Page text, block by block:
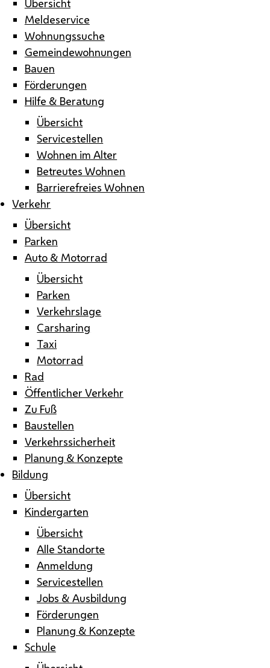
Meldeservice
Wohnungssuche
Gemeindewohnungen
Bauen
Förderungen
Hilfe & Beratung
Übersicht
Servicestellen
Wohnen im Alter
Betreutes Wohnen
Barrierefreies Wohnen
Verkehr
Übersicht
Parken
Auto & Motorrad
Übersicht
Parken
Verkehrslage
Carsharing
Taxi
Motorrad
Rad
Öffentlicher Verkehr
Zu Fuß
Baustellen
Verkehrssicherheit
Planung & Konzepte
Bildung
Übersicht
Kindergarten
Übersicht
Alle Standorte
Anmeldung
Servicestellen
Jobs & Ausbildung
Förderungen
Planung & Konzepte
Schule